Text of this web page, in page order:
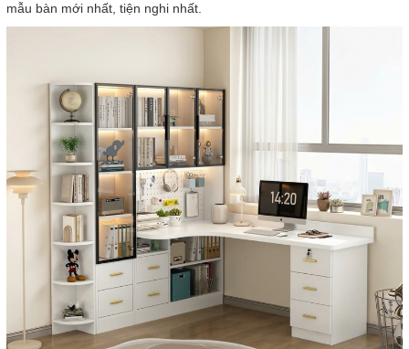
mẫu bàn mới nhất, tiện nghi nhất.